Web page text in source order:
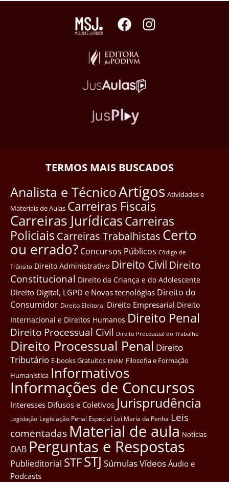
TERMOS MAIS BUSCADOS
Analista e TécnicoArtigos Atividades e
Materiais de Aulas Carreiras Fiscais
Carreiras JurídicasCarreiras
Policiais Carreiras Trabalhistas Certo
ou errado? Concursos Públicos Côdigo de
Trânsito Direito Administrativo Direito Civil Direito
Constitucional Direito da Criança e do Adolescente
Direito Digital, LGPD e Novas tecnológias Direito do
Consumidor Direito Eleitoral Direito Empresarial Direito
Internacional e Direitos Humanos Direito Penal
Direito Processual Civil Direito Processual do Trabalho
Direito Processual Penal Direito
Tributário E-books Gratuitos ENAM Filosofia e Formação
Humanística Informativos
Informações de Concursos
Interesses Difusos e Coletivos Jurisprudência
Legislação Legislação Penal Especial Lei Maria da Penha Leis
comentadas Material de aula Notícias
OAB Perguntas e Respostas
Publieditorial STFSTJ SúmulasVídeos Áudio e
Podcasts